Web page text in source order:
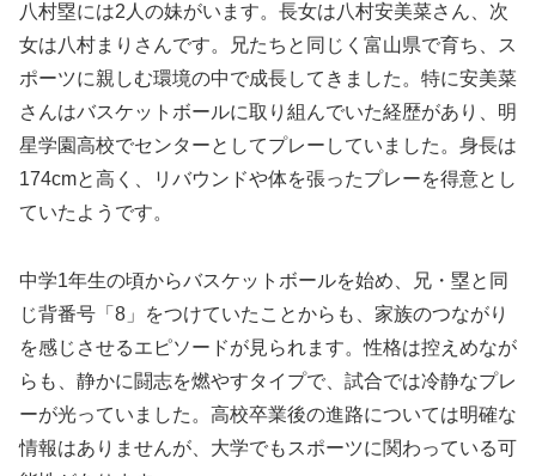
八村塁には2人の妹がいます。長女は八村安美菜さん、次
女は八村まりさんです。兄たちと同じく富山県で育ち、ス
ポーツに親しむ環境の中で成長してきました。特に安美菜
さんはバスケットボールに取り組んでいた経歴があり、明
星学園高校でセンターとしてプレーしていました。身長は
174cmと高く、リバウンドや体を張ったプレーを得意とし
ていたようです。
中学1年生の頃からバスケットボールを始め、兄・塁と同
じ背番号「8」をつけていたことからも、家族のつながり
を感じさせるエピソードが見られます。性格は控えめなが
らも、静かに闘志を燃やすタイプで、試合では冷静なプレ
ーが光っていました。高校卒業後の進路については明確な
情報はありませんが、大学でもスポーツに関わっている可